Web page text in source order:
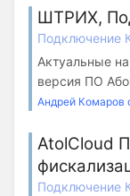
ШТРИХ,
Подключение
Актуальные
версия ПО
Андрей Комаров
AtolCloud
Подключение